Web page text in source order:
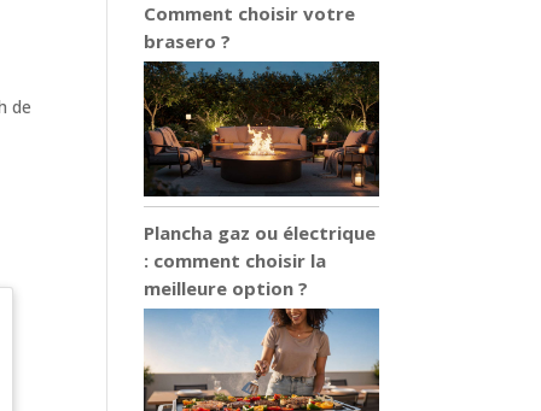
de
Comment choisir votre
brasero ?
Plancha gaz ou électrique
: comment choisir la
meilleure option ?